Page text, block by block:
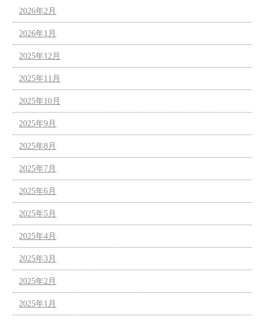
2026年2月
2026年1月
2025年12月
2025年11月
2025年10月
2025年9月
2025年8月
2025年7月
2025年6月
2025年5月
2025年4月
2025年3月
2025年2月
2025年1月